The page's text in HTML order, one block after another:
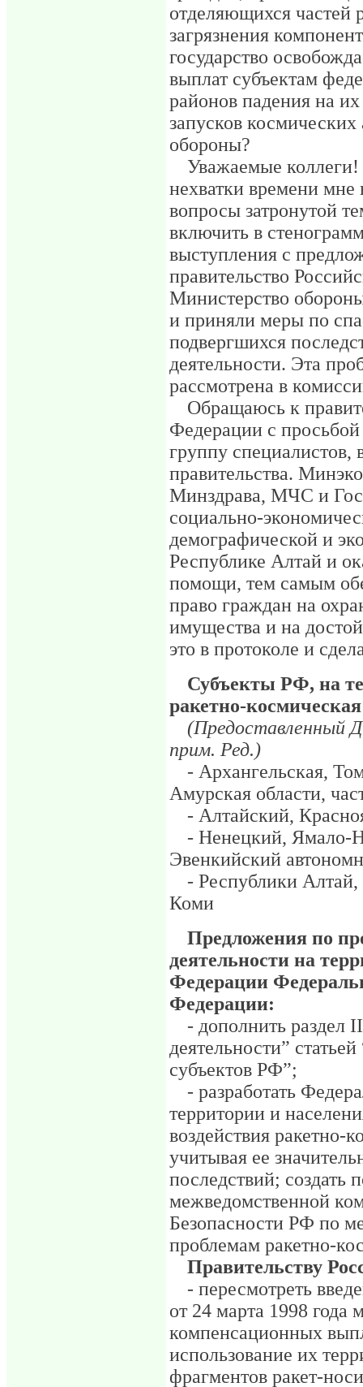
отделяющихся частей
загрязнения
государство
выплат субъектам
районов падения на
запусков
обороны?
Уважаемые
нехватки времени мне
вопросы затронутой
включить в
выступления с
правительство
Министерство
и приняли меры по
подвергшихся
деятельности. Эта
рассмотрена в
Обращаюсь к
Федерации с просьбой
группу специалистов,
правительства.
Минздрава, МЧС и
социально-
демографической и
Республике Алтай и
помощи, тем самым
право граждан на
имущества и на
это в протоколе и
Субъекты РФ, на
ракетно-
(Предоставленный
прим. Ред.)
- Архангельская,
Амурская области,
- Алтайский,
- Ненецкий, Ямало-
Эвенкийский
- Республики
Коми
Предложения по
деятельности на
Федерации
Федерации:
- дополнить раздел
деятельности”
субъектов РФ”;
- разработать
территории и
воздействия ракетно-
учитывая ее
последствий; создать
межведомственной
Безопасности РФ по
проблемам ракетно-
Правительству
- пересмотреть
от 24 марта 1998 года
компенсационных
использование их
фрагментов ракет-